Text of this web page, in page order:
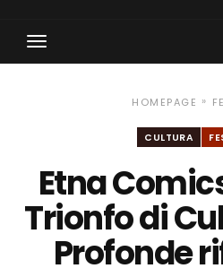
Toggle
Navigation
HOMEPAGE »
CULTURA
Etna
Trionfo di
Profonde